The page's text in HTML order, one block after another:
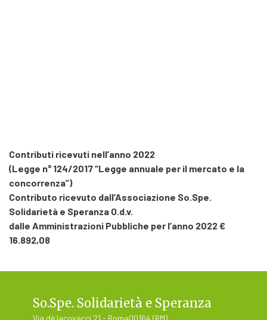
Contributi ricevuti nell’anno 2022
(Legge n° 124/2017 “Legge annuale per il mercato e la
concorrenza”)
Contributo ricevuto dall’Associazione So.Spe.
Solidarietà e Speranza O.d.v.
dalle Amministrazioni Pubbliche per l’anno 2022 €
16.892,08
So.Spe. Solidarietà e Speranza
Via dè Iacovacci 21 - Roma00164 (RM)